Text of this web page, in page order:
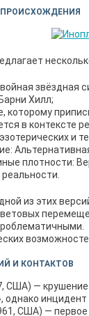
звёздная
Хилл;
которому
в контексте
и
плотности:
из этих
И КОНТАКТОВ
США) —
однако
США) —